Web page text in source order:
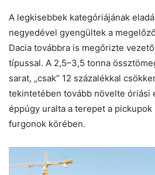
A legkisebbek kategóriájának
negyedével gyengültek a
Dacia továbbra is megőrizte
típussal. A 2,5–3,5 tonna
sarat, „csak” 12 százalékkal
tekintetében tovább növelte óriási
éppúgy uralta a terepet a
furgonok körében.